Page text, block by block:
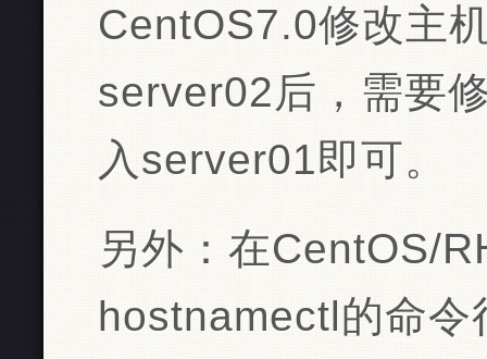
CentOS7.0修改主
server02后，需要
入server01即可。
另外：在CentOS/
hostnamectl的命令